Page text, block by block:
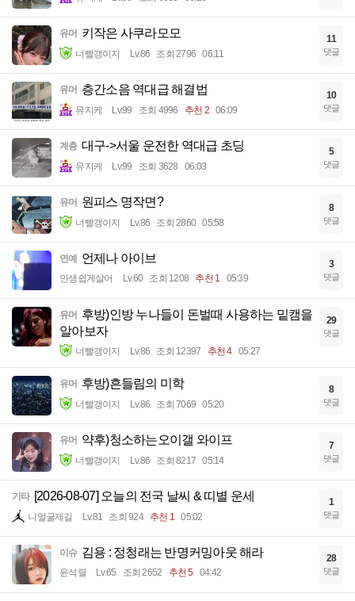
유머 키작은 사쿠라모모
너빨갱이지 Lv.86 조회 2796 06:11
11
댓글
유머 층간소음 역대급 해결법
뮤지케 Lv.99 조회 4996 추천 2 06:09
10
댓글
계층 대구->서울 운전한 역대급 초딩
뮤지케 Lv.99 조회 3628 06:03
5
댓글
유머 원피스 명작면?
너빨갱이지 Lv.86 조회 2860 05:58
8
댓글
연예 언제나 아이브
인생쉽게살어 Lv.60 조회 1208 추천 1 05:39
3
댓글
유머 후방)인방 누나들이 돈벌때 사용하는 밑캠을
알아보자
너빨갱이지 Lv.86 조회 12397 추천 4 05:27
29
댓글
유머 후방)흔들림의 미학
너빨갱이지 Lv.86 조회 7069 05:20
8
댓글
유머 약후)청소하는오이갤 와이프
너빨갱이지 Lv.86 조회 8217 05:14
7
댓글
기타 [2026-08-07] 오늘의 전국 날씨 & 띠별 운세
니얼굴제길 Lv.81 조회 924 추천 1 05:02
1
댓글
이슈 김용 : 정청래는 반명커밍아웃 해라
윤석렬 Lv.65 조회 2652 추천 5 04:42
28
댓글